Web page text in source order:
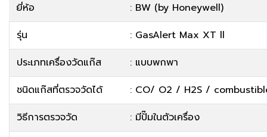
ยี่ห้อ
: BW (by Honeywell)
รุ่น
: GasAlert Max XT ll
ประเภทเครื่องวัดแก๊ส
: แบบพกพา
ชนิดแก๊สที่ตรวจวัดได้
: CO/ O2 / H2S /
วิธีการตรวจวัด
: มีปั๊มในตัวเครื่อง